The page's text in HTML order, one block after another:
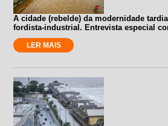
A cidade (rebelde) da modernidade
fordista-industrial. Entrevista especial
LER MAIS